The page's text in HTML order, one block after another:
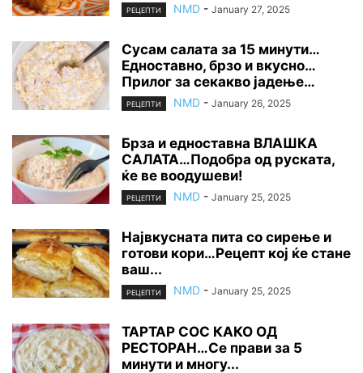
РЕЦЕПТИ NMD - January 27, 2025
Сусам салата за 15 минути…
Едноставно, брзо и вкусно…
Прилог за секакво јадење…
РЕЦЕПТИ NMD - January 26, 2025
Брза и едноставна ВЛАШКА
САЛАТА…Подобра од руската,
ќе ве воодушеви!
РЕЦЕПТИ NMD - January 25, 2025
Највкусната пита со сирење и
готови кори…Рецепт кој ќе стане
ваш...
РЕЦЕПТИ NMD - January 25, 2025
ТАРТАР СОС КАКО ОД
РЕСТОРАН…Се прави за 5
минути и многу...